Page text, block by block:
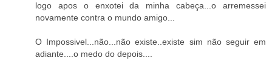
logo apos o enxotei da minha cabeça...o arremessei
novamente contra o mundo amigo...
O Impossivel...não...não existe..existe sim não seguir em
adiante....o medo do depois....